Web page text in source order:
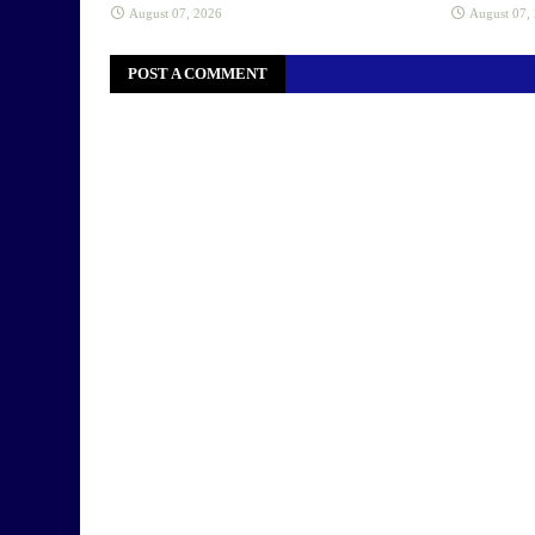
August 07, 2026 August 07,
POST A COMMENT